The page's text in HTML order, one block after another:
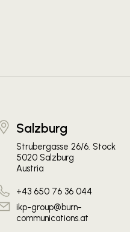
Salzburg
Strubergasse 26/6. Stock
5020 Salzburg
Austria
+43 650 76 36 044
ikp-group@burn-
communications.at